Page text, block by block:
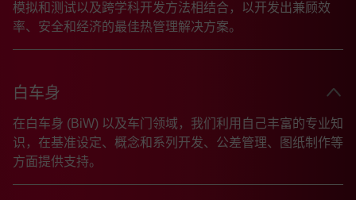
模拟和测试以及跨学科开发方法相结合，以开发出兼顾效
率、安全和经济的最佳热管理解决方案。
白车身
在白车身 (BiW) 以及车门领域，我们利用自己丰富的专业知
识，在基准设定、概念和系列开发、公差管理、图纸制作等
方面提供支持。